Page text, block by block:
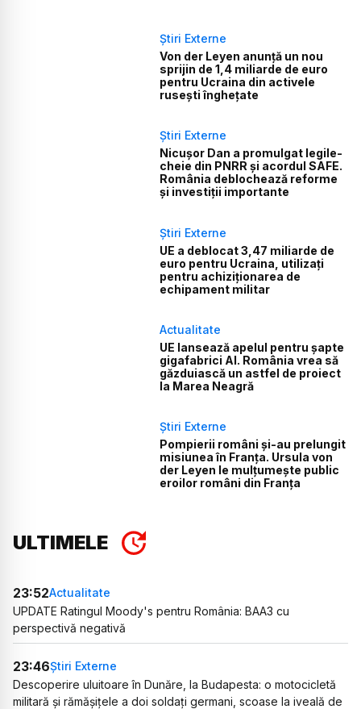
Știri Externe
Von der Leyen anunță un nou
sprijin de 1,4 miliarde de euro
pentru Ucraina din activele
rusești înghețate
Știri Externe
Nicușor Dan a promulgat legile-
cheie din PNRR și acordul SAFE.
România deblochează reforme
și investiții importante
Știri Externe
UE a deblocat 3,47 miliarde de
euro pentru Ucraina, utilizați
pentru achiziționarea de
echipament militar
Actualitate
UE lansează apelul pentru șapte
gigafabrici AI. România vrea să
găzduiască un astfel de proiect
la Marea Neagră
Știri Externe
Pompierii români și-au prelungit
misiunea în Franța. Ursula von
der Leyen le mulțumește public
eroilor români din Franța
ULTIMELE
23:52Actualitate
UPDATE Ratingul Moody's pentru România: BAA3 cu
perspectivă negativă
23:46Știri Externe
Descoperire uluitoare în Dunăre, la Budapesta: o motocicletă
militară și rămășițele a doi soldați germani, scoase la iveală de